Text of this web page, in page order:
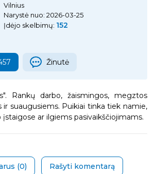
Vilnius
Narystė nuo: 2026-03-25
Įdėjo skelbimų: 152
Žinutė
Rankų darbo, žaismingos, megztos
ir suaugusiems. Puikiai tinka tiek namie,
ar ilgiems pasivaikščiojimams.
(0) Rašyti komentarą